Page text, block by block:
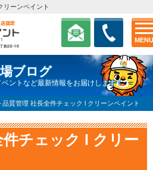
MENU
リーンペイント
ブログ
ントなど最新情報をお届けします！
品質管理 社長全件チェック l クリーンペイント
件チェック l クリー